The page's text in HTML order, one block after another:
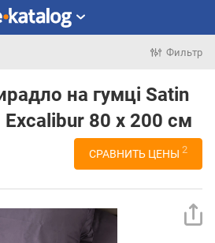
Фильтр
на гумці Satin
80 х 200 см
СРАВНИТЬ ЦЕНЫ 2